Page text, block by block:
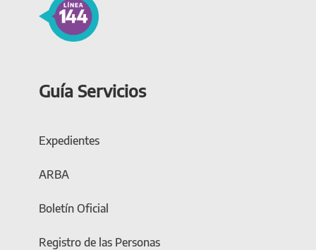
Guía Servicios
Expedientes
ARBA
Boletín Oficial
Registro de las Personas